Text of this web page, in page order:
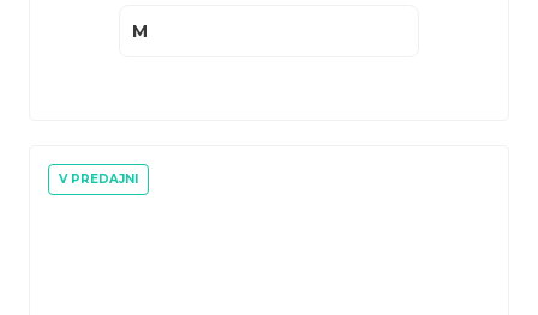
M
V PREDAJNI